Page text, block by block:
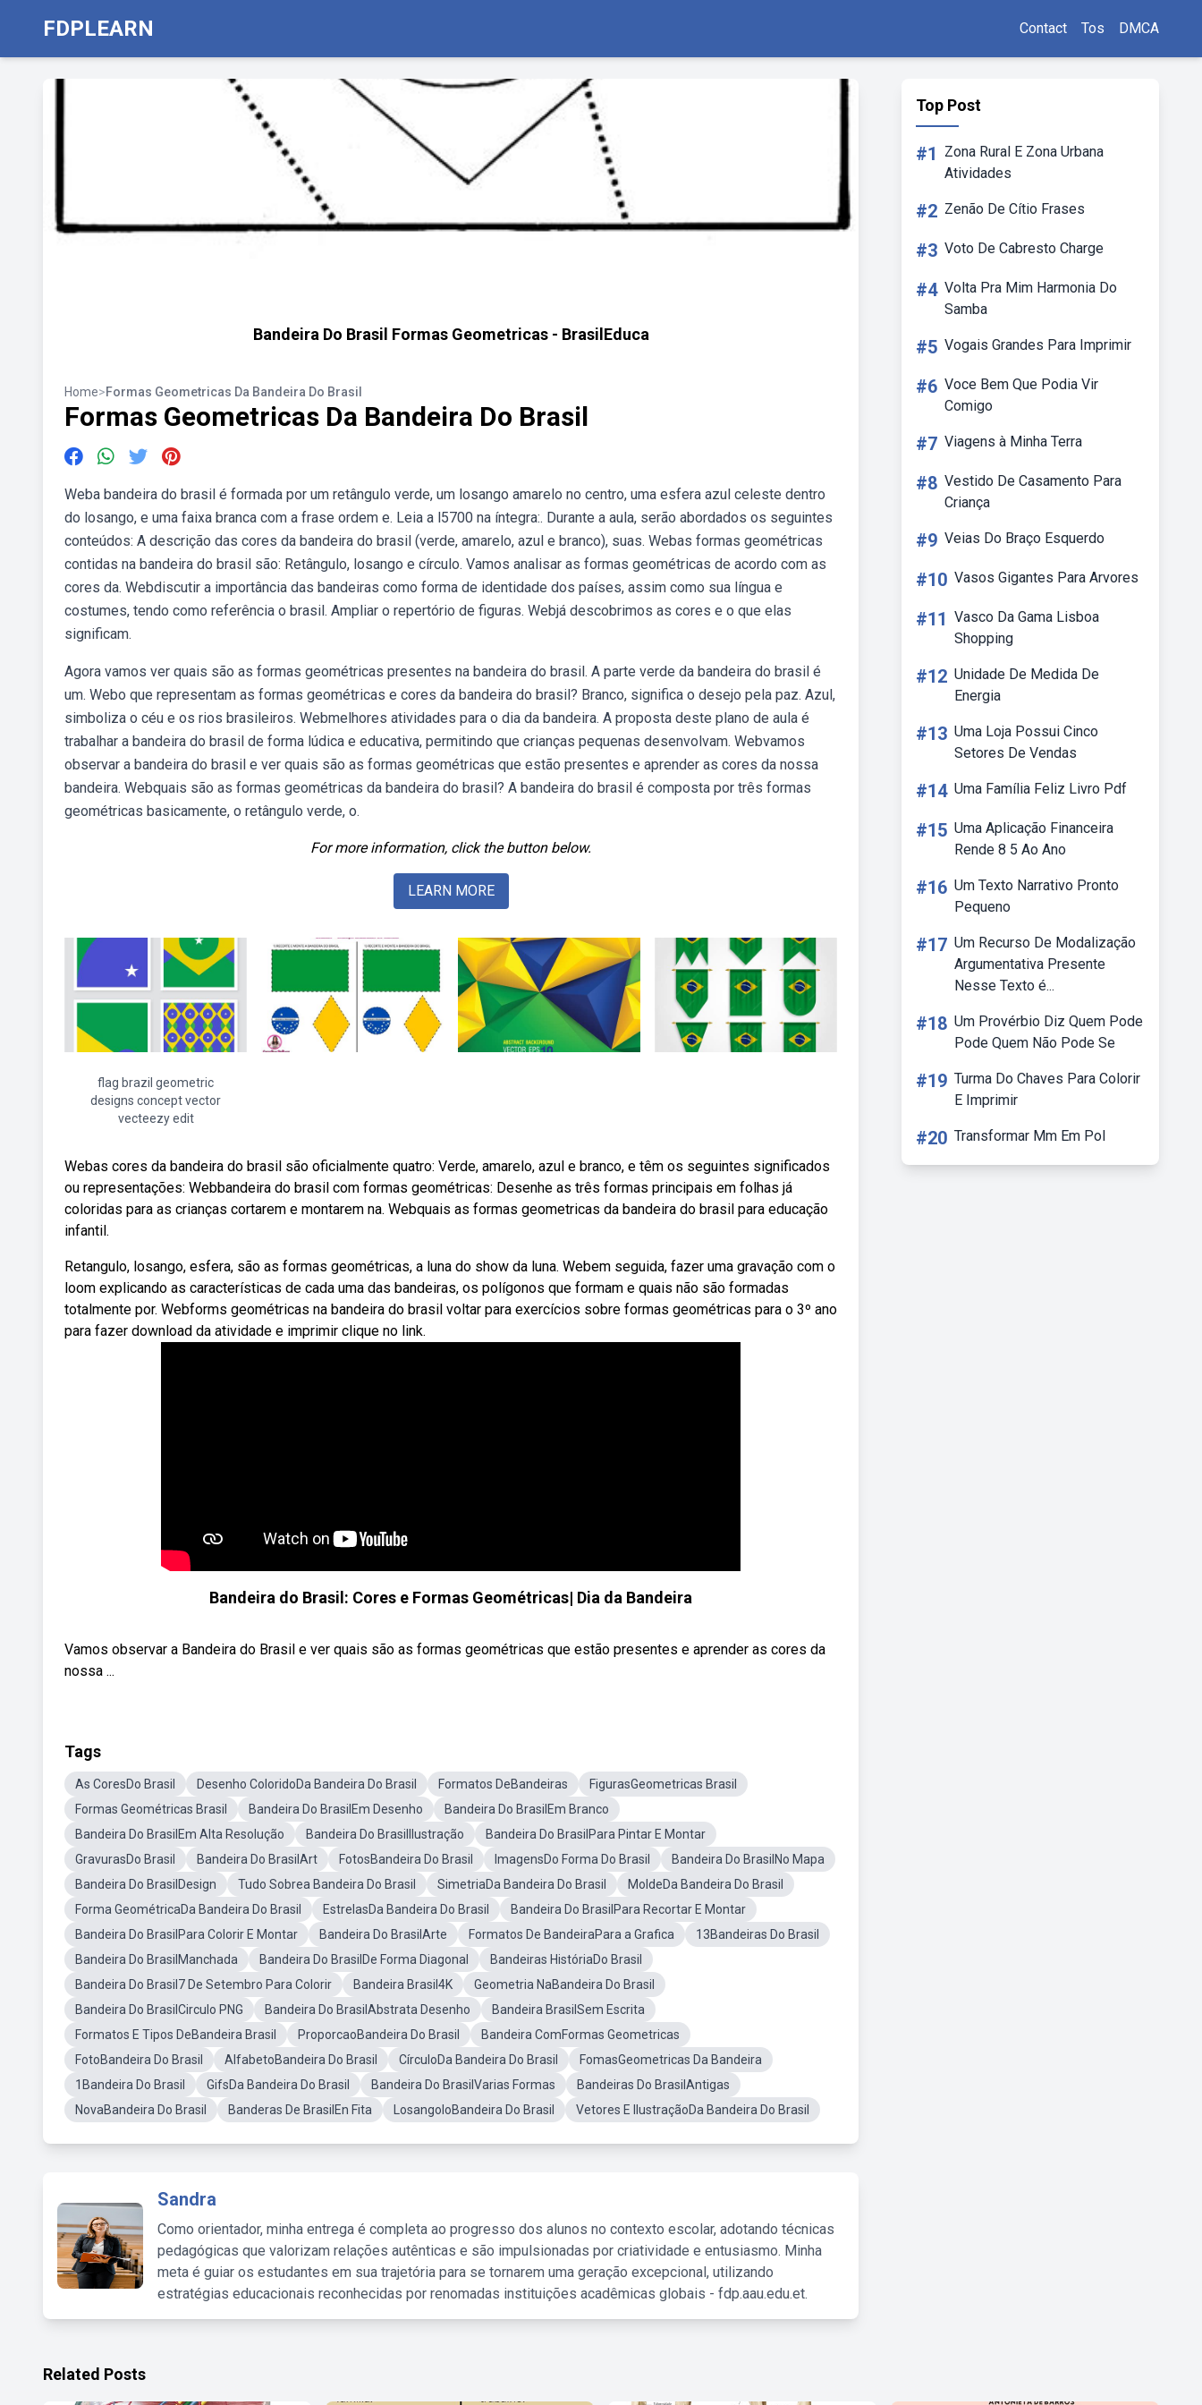
FDPLEARN Contact Tos DMCA
Bandeira Do Brasil Formas Geometricas - BrasilEduca
Home>Formas Geometricas Da Bandeira Do Brasil
Formas Geometricas Da Bandeira Do Brasil
Weba bandeira do brasil é formada por um retângulo verde, um losango amarelo no centro, uma esfera azul celeste dentro
do losango, e uma faixa branca com a frase ordem e. Leia a l5700 na íntegra:. Durante a aula, serão abordados os seguintes
conteúdos: A descrição das cores da bandeira do brasil (verde, amarelo, azul e branco), suas. Webas formas geométricas
contidas na bandeira do brasil são: Retângulo, losango e círculo. Vamos analisar as formas geométricas de acordo com as
cores da. Webdiscutir a importância das bandeiras como forma de identidade dos países, assim como sua língua e
costumes, tendo como referência o brasil. Ampliar o repertório de figuras. Webjá descobrimos as cores e o que elas
significam.
Agora vamos ver quais são as formas geométricas presentes na bandeira do brasil. A parte verde da bandeira do brasil é
um. Webo que representam as formas geométricas e cores da bandeira do brasil? Branco, significa o desejo pela paz. Azul,
simboliza o céu e os rios brasileiros. Webmelhores atividades para o dia da bandeira. A proposta deste plano de aula é
trabalhar a bandeira do brasil de forma lúdica e educativa, permitindo que crianças pequenas desenvolvam. Webvamos
observar a bandeira do brasil e ver quais são as formas geométricas que estão presentes e aprender as cores da nossa
bandeira. Webquais são as formas geométricas da bandeira do brasil? A bandeira do brasil é composta por três formas
geométricas basicamente, o retângulo verde, o.
For more information, click the button below.
LEARN MORE
flag brazil geometric
designs concept vector
vecteezy edit
Webas cores da bandeira do brasil são oficialmente quatro: Verde, amarelo, azul e branco, e têm os seguintes significados
ou representações: Webbandeira do brasil com formas geométricas: Desenhe as três formas principais em folhas já
coloridas para as crianças cortarem e montarem na. Webquais as formas geometricas da bandeira do brasil para educação
infantil.
Retangulo, losango, esfera, são as formas geométricas, a luna do show da luna. Webem seguida, fazer uma gravação com o
loom explicando as características de cada uma das bandeiras, os polígonos que formam e quais não são formadas
totalmente por. Webforms geométricas na bandeira do brasil voltar para exercícios sobre formas geométricas para o 3º ano
para fazer download da atividade e imprimir clique no link.
Bandeira do Brasil: Cores e Formas Geométricas| Dia da Bandeira
Vamos observar a Bandeira do Brasil e ver quais são as formas geométricas que estão presentes e aprender as cores da
nossa ...
Tags
As CoresDo Brasil Desenho ColoridoDa Bandeira Do Brasil Formatos DeBandeiras
FigurasGeometricas Brasil
Formas Geométricas Brasil
Bandeira Do BrasilEm Desenho
Bandeira Do BrasilEm Branco
Bandeira Do BrasilEm Alta Resolução
Bandeira Do BrasilIlustração
Bandeira Do BrasilPara Pintar E Montar
GravurasDo Brasil
Bandeira Do BrasilArt FotosBandeira Do Brasil ImagensDo Forma Do Brasil
Bandeira Do BrasilNo Mapa
Bandeira Do BrasilDesign
Tudo Sobrea Bandeira Do Brasil SimetriaDa Bandeira Do Brasil
MoldeDa Bandeira Do Brasil
Forma GeométricaDa Bandeira Do Brasil
EstrelasDa Bandeira Do Brasil
Bandeira Do BrasilPara Recortar E Montar
Bandeira Do BrasilPara Colorir E Montar
Bandeira Do BrasilArte Formatos De BandeiraPara a Grafica
13Bandeiras Do Brasil
Bandeira Do BrasilManchada
Bandeira Do BrasilDe Forma Diagonal
Bandeiras HistóriaDo Brasil
Bandeira Do Brasil7 De Setembro Para Colorir
Bandeira Brasil4K
Geometria NaBandeira Do Brasil
Bandeira Do BrasilCirculo PNG
Bandeira Do BrasilAbstrata Desenho
Bandeira BrasilSem Escrita
Formatos E Tipos DeBandeira Brasil
ProporcaoBandeira Do Brasil
Bandeira ComFormas Geometricas
FotoBandeira Do Brasil
AlfabetoBandeira Do Brasil CírculoDa Bandeira Do Brasil
FomasGeometricas Da Bandeira
1Bandeira Do Brasil
GifsDa Bandeira Do Brasil Bandeira Do BrasilVarias Formas
Bandeiras Do BrasilAntigas
NovaBandeira Do Brasil
Banderas De BrasilEn Fita LosangoloBandeira Do Brasil Vetores E IlustraçãoDa Bandeira Do Brasil
Sandra
Como orientador, minha entrega é completa ao progresso dos alunos no contexto escolar, adotando técnicas
pedagógicas que valorizam relações autênticas e são impulsionadas por criatividade e entusiasmo. Minha
meta é guiar os estudantes em sua trajetória para se tornarem uma geração excepcional, utilizando
estratégias educacionais reconhecidas por renomadas instituições acadêmicas globais - fdp.aau.edu.et.
Top Post
#1
Zona Rural E Zona Urbana
Atividades
#2 Zenão De Cítio Frases
#3 Voto De Cabresto Charge
#4 Volta Pra Mim Harmonia Do
Samba
#5 Vogais Grandes Para Imprimir
#6 Voce Bem Que Podia Vir
Comigo
#7 Viagens à Minha Terra
#8 Vestido De Casamento Para
Criança
#9 Veias Do Braço Esquerdo
#10 Vasos Gigantes Para Arvores
#11 Vasco Da Gama Lisboa
Shopping
#12 Unidade De Medida De
Energia
#13 Uma Loja Possui Cinco
Setores De Vendas
#14 Uma Família Feliz Livro Pdf
#15 Uma Aplicação Financeira
Rende 8 5 Ao Ano
#16 Um Texto Narrativo Pronto
Pequeno
#17 Um Recurso De Modalização
Argumentativa Presente
Nesse Texto é...
#18 Um Provérbio Diz Quem Pode
Pode Quem Não Pode Se
#19 Turma Do Chaves Para Colorir
E Imprimir
#20 Transformar Mm Em Pol
Related Posts